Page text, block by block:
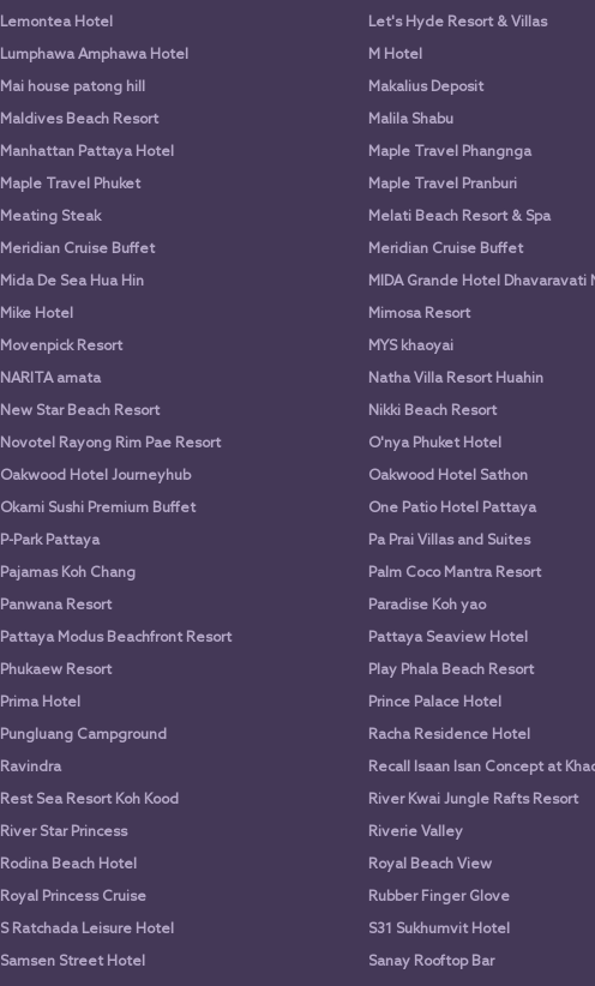
Lemontea Hotel Let's Hyde Resort & Villas
Lumphawa Amphawa Hotel M Hotel
Mai house patong hill Makalius Deposit
Maldives Beach Resort Malila Shabu
Manhattan Pattaya Hotel Maple Travel Phangnga
Maple Travel Phuket Maple Travel Pranburi
Meating Steak Melati Beach Resort & Spa
Meridian Cruise Buffet Meridian Cruise Buffet
Mida De Sea Hua Hin MIDA Grande Hotel Dhavaravati
Mike Hotel Mimosa Resort
Movenpick Resort MYS khaoyai
NARITA amata Natha Villa Resort Huahin
New Star Beach Resort Nikki Beach Resort
Novotel Rayong Rim Pae Resort O'nya Phuket Hotel
Oakwood Hotel Journeyhub Oakwood Hotel Sathon
Okami Sushi Premium Buffet One Patio Hotel Pattaya
P-Park Pattaya Pa Prai Villas and Suites
Pajamas Koh Chang Palm Coco Mantra Resort
Panwana Resort Paradise Koh yao
Pattaya Modus Beachfront Resort Pattaya Seaview Hotel
Phukaew Resort Play Phala Beach Resort
Prima Hotel Prince Palace Hotel
Pungluang Campground Racha Residence Hotel
Ravindra Recall Isaan Isan Concept at
Rest Sea Resort Koh Kood River Kwai Jungle Rafts Resort
River Star Princess Riverie Valley
Rodina Beach Hotel Royal Beach View
Royal Princess Cruise Rubber Finger Glove
S Ratchada Leisure Hotel S31 Sukhumvit Hotel
Samsen Street Hotel Sanay Rooftop Bar